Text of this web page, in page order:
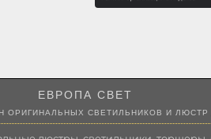
ЕВРОПА СВЕТ
ОРИГИНАЛЬНЫХ СВЕТИЛЬНИКОВ И